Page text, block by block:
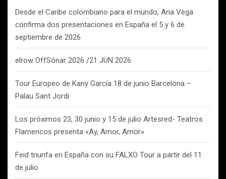
Desde el Caribe colombiano para el mundo, Aria Vega
confirma dos presentaciones en España el 5 y 6 de
septiembre de 2026
elrow OffSónar 2026 /21 JUN 2026
Tour Europeo de Kany García 18 de junio Barcelona –
Palau Sant Jordi
Los próximos 23, 30 junio y 15 de julio Artesred- Teatros
Flamencos presenta «Ay, Amor, Amor»
Feid triunfa en España con su FALXO Tour a partir del 11
de julio